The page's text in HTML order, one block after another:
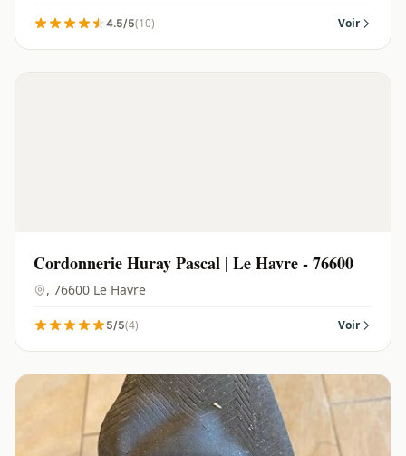
4.5/5(10) Voir
Cordonnerie Huray Pascal | Le Havre - 76600
, 76600 Le Havre
5/5(4) Voir